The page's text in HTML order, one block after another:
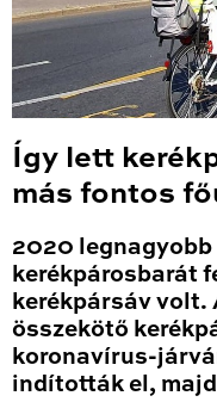
Így lett
más fontos
2020 legnagyobb
kerékpárosbarát
kerékpársáv
összekötő
koronavírus-
indították el,